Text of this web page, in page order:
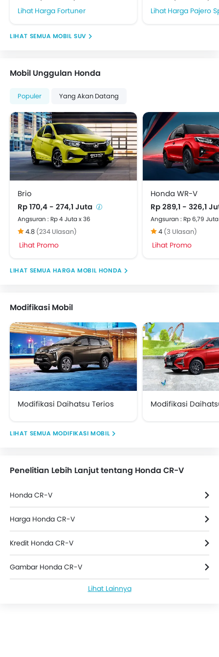
Pelindung Benturan Depan
Spion Tengah Lipat
Spion Lipat Elektrik
Defogger Kaca Belakang
Antena Terpadu
Lampu sein kaca Spion Luar
Odometer Digital
Pemanas
Tachometer
Electronic Multi Tripmeter
Jam Digital
Kursi Pengemudi Dengan Penyesuai Ketinggian
Keyless Entry
Engine Check Warning
EBD (Electronic Brake Distribution)
Sistem Navigasi
Lampu Kabut Belakang
Lampu baca
Sunroof
Wiper Kaca Belakang
Steering Wheel Gearshift Paddle
Kamera Belakang
Cup Holder - belakang
Power Door Locks
Hill-Start Assist Control
Adjustable Headrest
Speed Sensing Door Locks
Curtain Airbags
ISOFIX Child Seat Mounts
Sun Visors
Knee Airbags
Apple Carplay/Android Auto
Front Parking Sensors
Harga Fortuner Harga Pajero
MOBIL SUV
Mobil Unggulan Honda
Populer Yang Akan Datang
Brio
Rp 170,4 - 274,1 Juta
Angsuran : Rp 4 Juta x 36
4.8 (234 Ulasan)
Lihat Promo
Honda WR-V
Rp 289,1 - 326,1
Angsuran : Rp 6,79
4 (3 Ulasan)
Lihat Promo
HARGA MOBIL HONDA
Modifikasi Mobil
Modifikasi Daihatsu Terios Modifikasi
MODIFIKASI MOBIL
Penelitian Lebih Lanjut tentang Honda CR-V
Honda CR-V
Harga Honda CR-V
Kredit Honda CR-V
Gambar Honda CR-V
Lihat Lainnya